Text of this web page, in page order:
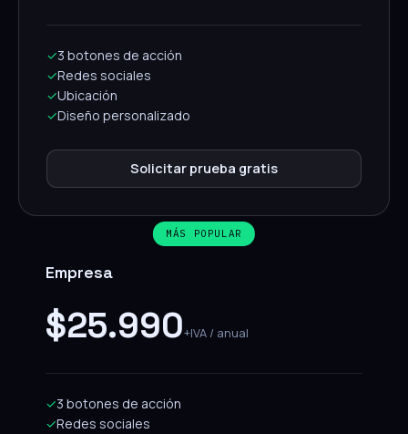
✓3 botones de acción
✓Redes sociales
✓Ubicación
✓Diseño personalizado
Solicitar prueba gratis
MÁS POPULAR
Empresa
$25.990+IVA / anual
✓3 botones de acción
✓Redes sociales